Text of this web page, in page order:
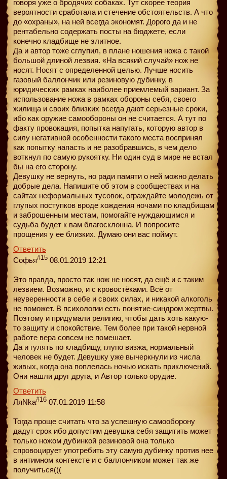
говоря уже о бродячих собаках. Тут скорее теория
вероятности сработала и стечение обстоятельств. А что
до «охраны», на ней всегда экономят. Дорого да и не
рентабельно содержать посты на бюджете, если
конечно кладбище не элитное.
Да и автор тоже сглупил, в плане ношения ножа с такой
большой длиной лезвия. «На всякий случай» нож не
носят. Носят с определенной целью. Лучше носить
газовый баллончик или резиновую дубинку, в
юридических рамках наиболее приемлемый вариант. За
использование ножа в рамках обороны себя, своего
жилища и своих близких всегда дают серьезные сроки,
ибо как оружие самообороны он не считается. А тут по
факту провокация, попытка напугать, которую автор в
силу негативной особенности такого места воспринял
как попытку напасть и не разобравшись, в чем дело
воткнул по самую рукоятку. Ни один суд в мире не встал
бы на его сторону.
Девушку не вернуть, но ради памяти о ней можно делать
добрые дела. Напишите об этом в сообществах и на
сайтах неформальных тусовок, ограждайте молодежь от
глупых поступков вроде хождения ночами по кладбищам
и заброшенным местам, помогайте нуждающимся и
судьба будет к вам благосклонна. И попросите
прощения у ее близких. Думаю они вас поймут.
Ответить
Софья#15 08.01.2019 12:21
Это правда, просто так нож не носят, да ещё и с таким
лезвием. Возможно, и с кровостёками. Всё от
неуверенности в себе и своих силах, и никакой алкоголь
не поможет. В психологии есть понятие-синдром жертвы.
Поэтому и придумали религию, чтобы дать хоть какую-
то защиту и спокойствие. Тем более при такой нервной
работе вера совсем не помешает.
Да и гулять по кладбищу, глупо визжа, нормальный
человек не будет. Девушку уже вычеркнули из числа
живых, когда она поплелась ночью искать приключений.
Они нашли друг друга, и Автор только орудие.
Ответить
ЛяNka#16 07.01.2019 11:58
Тогда проще считать что за успешную самооборону
дадут срок ибо допустим девушка себя защитить может
только ножом дубинкой резиновой она только
спровоцирует употребить эту самую дубинку против нее
в интимном контексте и с баллончиком может так же
получиться(((